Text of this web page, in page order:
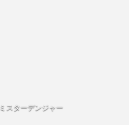
ミスターデンジャー